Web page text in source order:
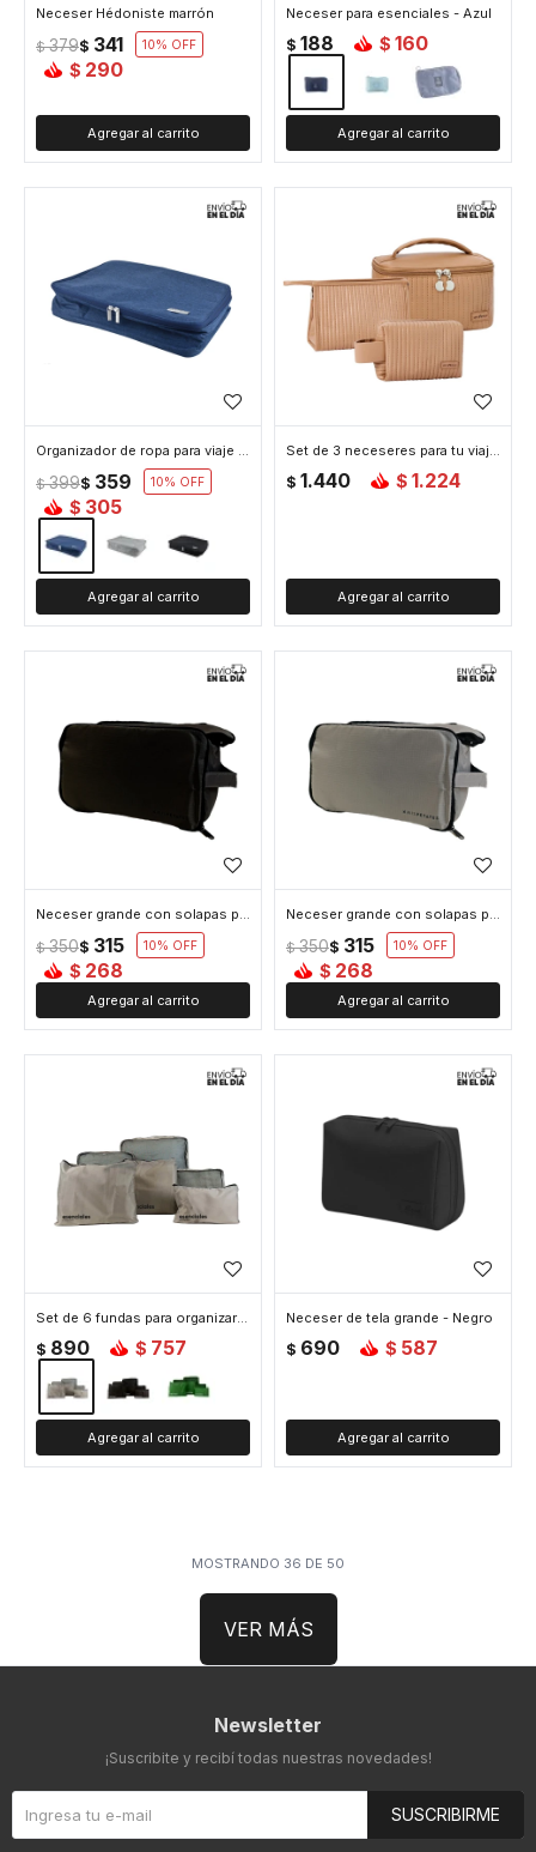
Neceser Hédoniste marrón
$ 341
$ 379 10
$ 290
Neceser para esenciales - Azul
$ 188 $ 160
Organizador de ropa para viaje grande - Azul
$ 359
$ 399 10
$ 305
Set de 3 neceseres para tu viaje marrón
$ 1.440 $ 1.224
Neceser grande con solapas para viajar negro
$ 315
$ 350 10
$ 268
Neceser grande con solapas para viajar gris
$ 315
$ 350 10
$ 268
Set de 6 fundas para organizar equipaje - Gris
$ 890 $ 757
Neceser de tela grande - Negro
$ 690 $ 587
MOSTRANDO 36 DE 50
VER MÁS
Newsletter
¡Suscribite y recibí todas nuestras novedades!
SUSCRIBIRME